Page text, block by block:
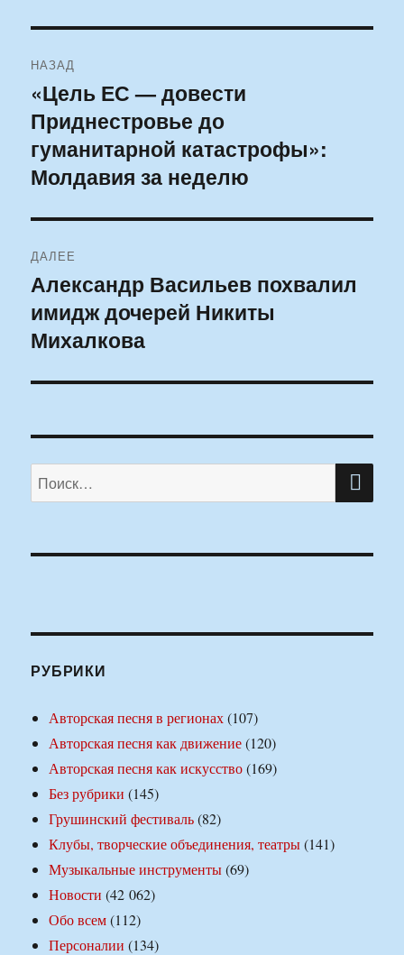
по
записям
НАЗАД
Предыдущая
запись:
«Цель ЕС — довести
Приднестровье до
гуманитарной катастрофы»:
Молдавия за неделю
ДАЛЕЕ
Следующая
запись:
Александр Васильев похвалил
имидж дочерей Никиты
Михалкова
Искать:
РУБРИКИ
Авторская песня в регионах(107)
Авторская песня как движение(120)
Авторская песня как искусство(169)
Без рубрики (145)
Грушинский фестиваль(82)
Клубы, творческие объединения, театры(141)
Музыкальные инструменты(69)
Новости (42 062)
Обо всем(112)
Персоналии (134)